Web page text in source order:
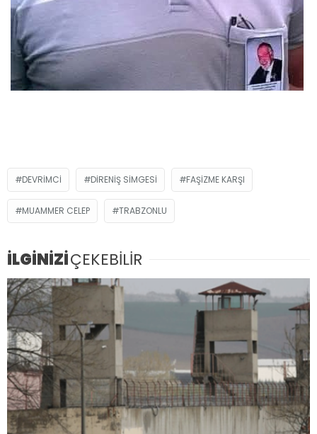
DEVRIMCI DIRENIŞ SIMGESI FAŞIZME KARŞI
MUAMMER CELEP TRABZONLU
İLGİNİZİÇEKEBİLİR